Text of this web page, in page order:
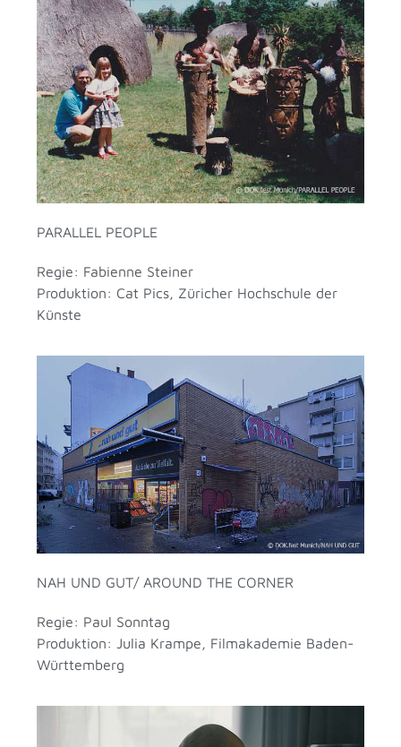
PARALLEL PEOPLE
Regie: Fabienne Steiner
Produktion: Cat Pics, Züricher Hochschule der
Künste
NAH UND GUT/ AROUND THE CORNER
Regie: Paul Sonntag
Produktion: Julia Krampe, Filmakademie Baden-
Württemberg